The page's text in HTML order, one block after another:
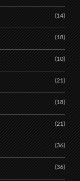
(14)
(18)
(10)
(21)
(18)
(21)
(36)
(36)